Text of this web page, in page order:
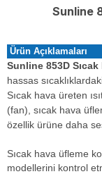
Sunline
Ürün Açıklamaları
Sunline 853D
hassas
Sıcak hava üreten
(fan), sıcak hava
özellik ürüne daha
Sıcak hava üfleme
modellerini kontrol